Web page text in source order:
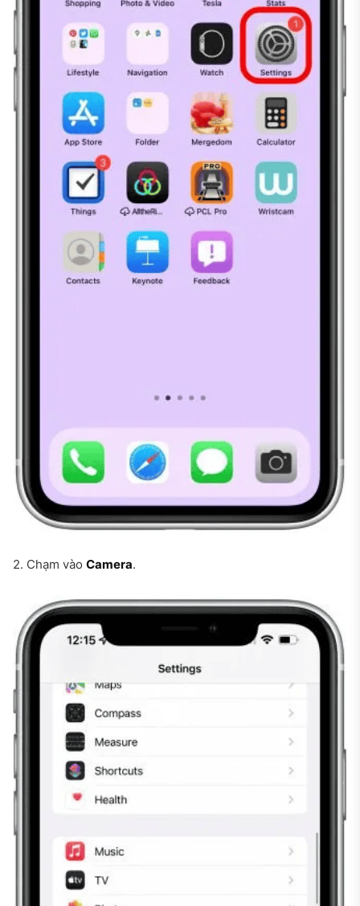
2. Chạm vào Camera.